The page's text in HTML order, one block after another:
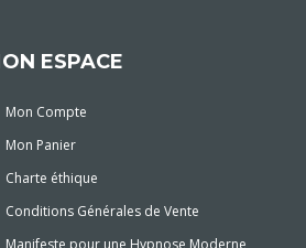
ESPACE
Mon Compte
Mon Panier
Charte éthique
Conditions Générales de Vente
Manifeste pour une Hypnose Moderne